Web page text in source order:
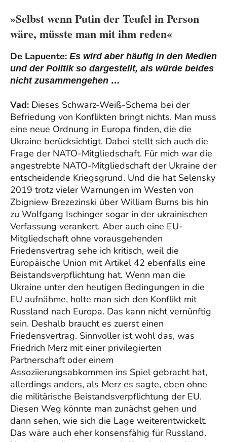
»Selbst wenn Putin der Teufel in Person
wäre, müsste man mit ihm reden«
De Lapuente: Es wird aber häufig in den Medien
und der Politik so dargestellt, als würde beides
nicht zusammengehen …
Vad: Dieses Schwarz-Weiß-Schema bei der
Befriedung von Konflikten bringt nichts. Man muss
eine neue Ordnung in Europa finden, die die
Ukraine berücksichtigt. Dabei stellt sich auch die
Frage der NATO-Mitgliedschaft. Für mich war die
angestrebte NATO-Mitgliedschaft der Ukraine der
entscheidende Kriegsgrund. Und die hat Selensky
2019 trotz vieler Warnungen im Westen von
Zbigniew Brezezinski über William Burns bis hin
zu Wolfgang Ischinger sogar in der ukrainischen
Verfassung verankert. Aber auch eine EU-
Mitgliedschaft ohne vorausgehenden
Friedensvertrag sehe ich kritisch, weil die
Europäische Union mit Artikel 42 ebenfalls eine
Beistandsverpflichtung hat. Wenn man die
Ukraine unter den heutigen Bedingungen in die
EU aufnähme, holte man sich den Konflikt mit
Russland nach Europa. Das kann nicht vernünftig
sein. Deshalb braucht es zuerst einen
Friedensvertrag. Sinnvoller ist wohl das, was
Friedrich Merz mit einer privilegierten
Partnerschaft oder einem
Assoziierungsabkommen ins Spiel gebracht hat,
allerdings anders, als Merz es sagte, eben ohne
die militärische Beistandsverpflichtung der EU.
Diesen Weg könnte man zunächst gehen und
dann sehen, wie sich die Lage weiterentwickelt.
Das wäre auch eher konsensfähig für Russland.